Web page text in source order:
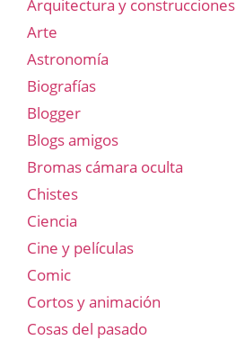
Arquitectura y construcciones
Arte
Astronomía
Biografías
Blogger
Blogs amigos
Bromas cámara oculta
Chistes
Ciencia
Cine y películas
Comic
Cortos y animación
Cosas del pasado